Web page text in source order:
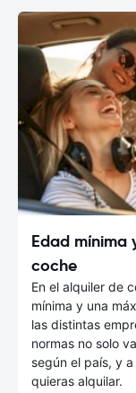
Edad mínima
coche
En el alquiler de
mínima y una
las distintas
normas no solo
según el país, y
quieras alquilar.